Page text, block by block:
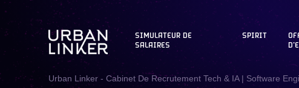
SIMULATEUR DE
SALAIRES
SPIRIT
Urban Linker - Cabinet De Recrutement Tech & IA | Software